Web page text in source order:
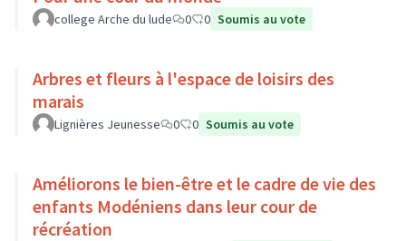
college Arche du lude 0 0 Soumis au vote
Arbres et fleurs à l'espace de loisirs des
marais
Lignières Jeunesse 0 0 Soumis au vote
Améliorons le bien-être et le cadre de vie des
enfants Modéniens dans leur cour de
récréation